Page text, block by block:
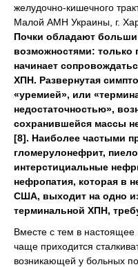
желудочно-кишечного
Малой АМН Украины, г.
Почки обладают
возможностями: только
начинает
ХПН. Развернутая
«уремией», или
недостаточностью»,
сохранившейся массы
[8]. Наиболее частыми
гломерулонефрит,
интерстициальные
нефропатия, которая в
США, выходит на одно
терминальной ХПН,
Вместе с тем в настоящее
чаще приходится
возникающей у больных